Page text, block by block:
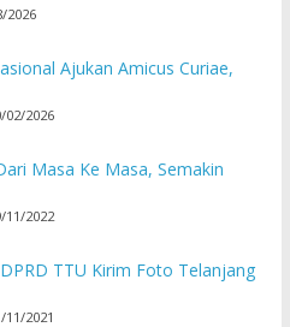
2026
Ajukan Amicus Curiae,
2026
Masa Ke Masa, Semakin
2022
TTU Kirim Foto Telanjang
2021